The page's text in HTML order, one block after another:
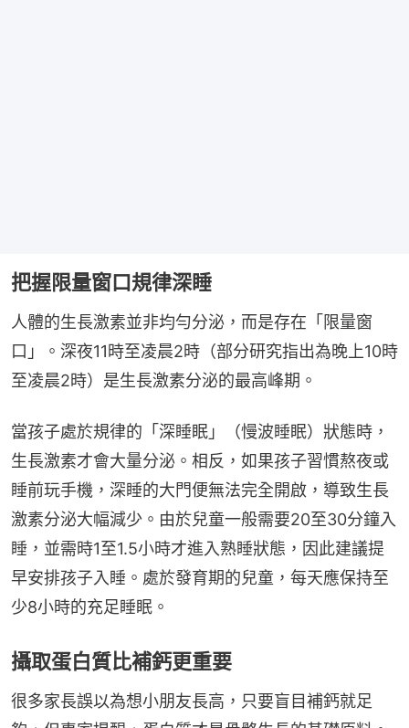
把握限量窗口規律深睡
人體的生長激素並非均勻分泌，而是存在「限量窗
口」。深夜11時至凌晨2時（部分研究指出為晚上10時
至凌晨2時）是生長激素分泌的最高峰期。
當孩子處於規律的「深睡眠」（慢波睡眠）狀態時，
生長激素才會大量分泌。相反，如果孩子習慣熬夜或
睡前玩手機，深睡的大門便無法完全開啟，導致生長
激素分泌大幅減少。由於兒童一般需要20至30分鐘入
睡，並需時1至1.5小時才進入熟睡狀態，因此建議提
早安排孩子入睡。處於發育期的兒童，每天應保持至
少8小時的充足睡眠。
攝取蛋白質比補鈣更重要
很多家長誤以為想小朋友長高，只要盲目補鈣就足